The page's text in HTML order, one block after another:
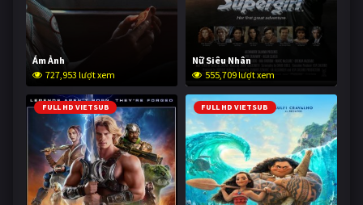
Ám Ảnh
727,953 lượt xem
Nữ Siêu Nhân
555,709 lượt xem
FULL HD VIETSUB FULL HD VIETSUB